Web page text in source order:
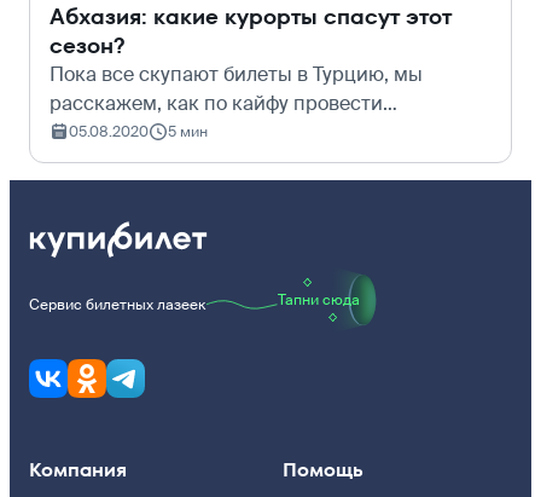
Абхазия: какие курорты спасут этот
сезон?
Пока все скупают билеты в Турцию, мы
расскажем, как по кайфу провести
долгожданный отпуск в Абхазии. Границы
уже открыты, можно ехать!&#160; Как
аэропорта, поэто…
05.08.2020 5 мин
Сервис билетных лазеек Тапни сюда
Компания Помощь